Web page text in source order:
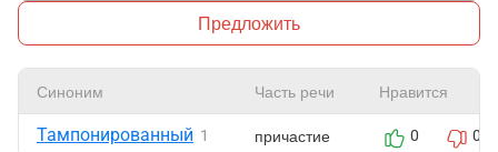
Предложить
Синоним Часть речи Нравится
Тампонированный 1 причастие 0 0